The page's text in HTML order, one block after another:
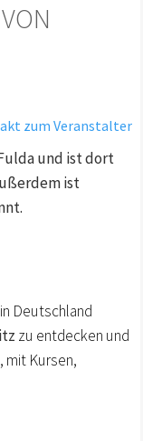
zum Veranstalter
Fulda und ist dort
ist
Deutschland
zu entdecken und
mit Kursen,